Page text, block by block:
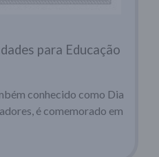
para Educação
conhecido como Dia
é comemorado em